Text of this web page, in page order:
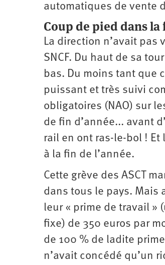
automatiques de vente
Coup de pied dans
La direction n’avait pas
SNCF. Du haut de sa
bas. Du moins tant que
puissant et très suivi
obligatoires (NAO) sur
de fin d’année... avant
rail en ont ras-le-bol !
à la fin de l’année.
Cette grève des ASCT
dans tous le pays. Mais
leur « prime de travail »
fixe) de 350 euros par
de 100 % de ladite
n’avait concédé qu’un